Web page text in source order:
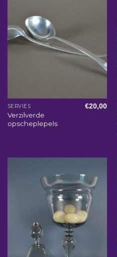
SERVIES
Verzilverde
opscheplepels
€20,00